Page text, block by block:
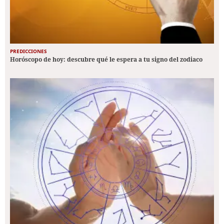
PREDICCIONES
Horóscopo de hoy: descubre qué le espera a tu signo del zodiaco